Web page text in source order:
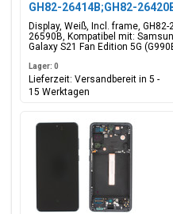
GH82-26414B;GH82-
Display, Weiß, Incl. frame,
26590B, Kompatibel mit:
Galaxy S21 Fan Edition 5G
Lager: 0
Lieferzeit: Versandbereit in 5 -
15 Werktagen